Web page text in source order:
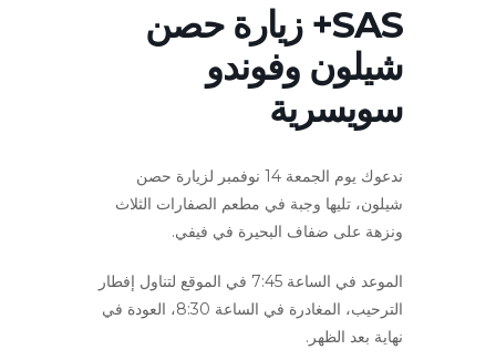
SAS+ زيارة حصن
شيلون وفوندو
سويسرية
ندعوك يوم الجمعة 14 نوفمبر لزيارة حصن
شيلون، تليها وجبة في مطعم الصفارات الثلاث
ونزهة على ضفاف البحيرة في فيفي.
الموعد في الساعة 7:45 في الموقع لتناول إفطار
الترحيب، المغادرة في الساعة 8:30، العودة في
نهاية بعد الظهر.